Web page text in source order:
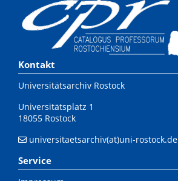
Kontakt
Universitätsarchiv Rostock
Universitätsplatz 1
18055 Rostock
universitaetsarchiv(at)uni-rostock.de
Service